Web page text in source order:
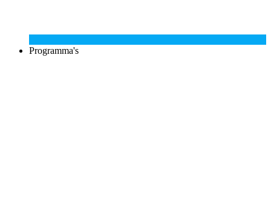
Programma's